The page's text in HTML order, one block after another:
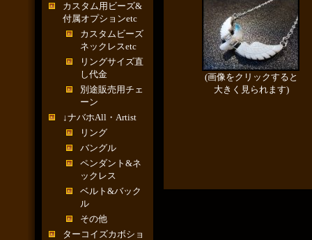
カスタム用ビーズ&
付属オプションetc
カスタムビーズ
ネックレスetc
リングサイズ直
し代金
別途販売用チェ
ーン
↓ナバホAll・Artist
リング
バングル
ペンダント&ネ
ックレス
ベルト&バック
ル
その他
ターコイズカボショ
(画像をクリックすると
大きく見られます)